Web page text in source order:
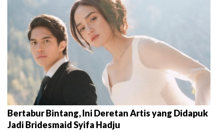
Bertabur Bintang, Ini Deretan Artis yang Didapuk
Jadi Bridesmaid Syifa Hadju